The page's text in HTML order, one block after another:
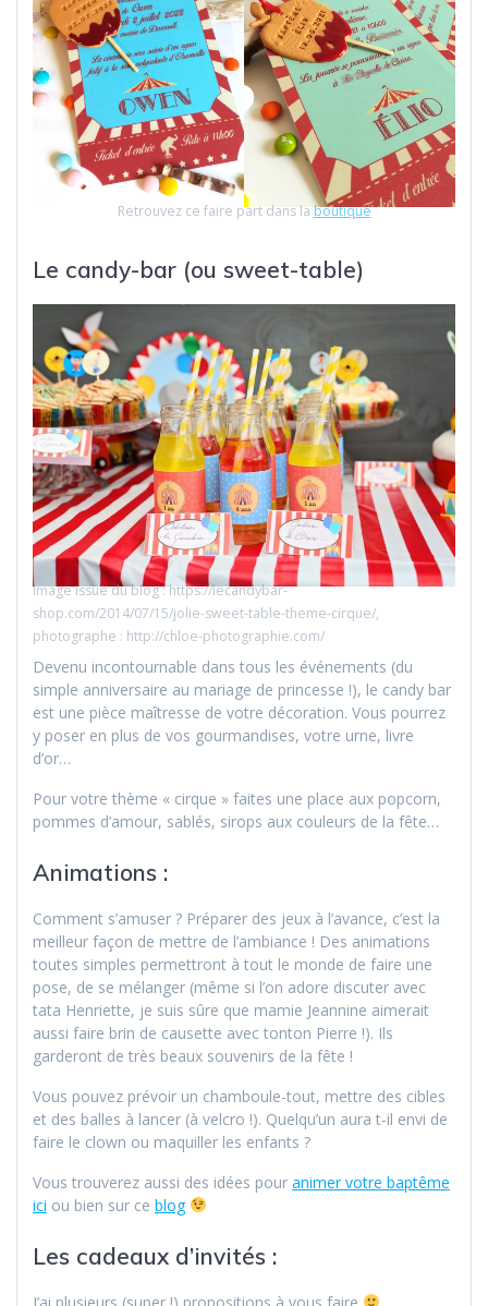
Retrouvez ce faire part dans laboutique
Le candy-bar (ou sweet-table)
Image issue du blog : https://lecandybar-
shop.com/2014/07/15/jolie-sweet-table-theme-cirque/,
photographe : http://chloe-photographie.com/
Devenu incontournable dans tous les événements (du
simple anniversaire au mariage de princesse !), le candy bar
est une pièce maîtresse de votre décoration. Vous pourrez
y poser en plus de vos gourmandises, votre urne, livre
d’or…
Pour votre thème « cirque » faites une place aux popcorn,
pommes d’amour, sablés, sirops aux couleurs de la fête…
Animations :
Comment s’amuser ? Préparer des jeux à l’avance, c’est la
meilleur façon de mettre de l’ambiance ! Des animations
toutes simples permettront à tout le monde de faire une
pose, de se mélanger (même si l’on adore discuter avec
tata Henriette, je suis sûre que mamie Jeannine aimerait
aussi faire brin de causette avec tonton Pierre !). Ils
garderont de très beaux souvenirs de la fête !
Vous pouvez prévoir un chamboule-tout, mettre des cibles
et des balles à lancer (à velcro !). Quelqu’un aura t-il envi de
faire le clown ou maquiller les enfants ?
Vous trouverez aussi des idées pour animer votre baptême
ici ou bien sur ce blog
Les cadeaux d’invités :